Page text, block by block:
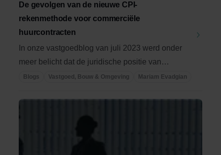
De gevolgen van de nieuwe CPI-
rekenmethode voor commerciële
huurcontracten
In onze vastgoedblog van juli 2023 werd onder
meer belicht dat de juridische positie van
huurders ...
Blogs Vastgoed, Bouw & Omgeving Mariam Evadgian